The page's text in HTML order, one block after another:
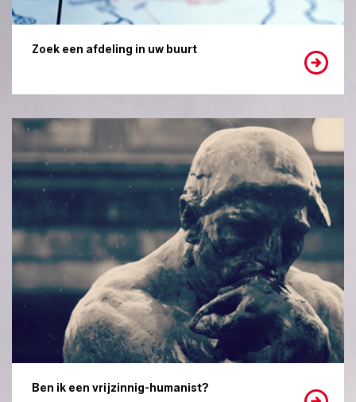
Zoek een afdeling in uw buurt
Ben ik een vrijzinnig-humanist?